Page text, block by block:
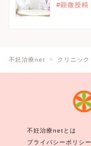
#顕微授精
不妊治療net クリニック
不妊治療netとは
プライバシーポリシー